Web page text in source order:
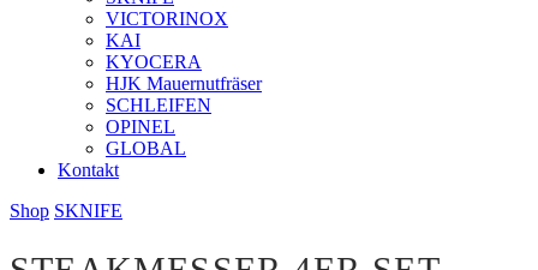
VICTORINOX
KAI
KYOCERA
HJK Mauernutfräser
SCHLEIFEN
OPINEL
GLOBAL
Kontakt
Shop SKNIFE